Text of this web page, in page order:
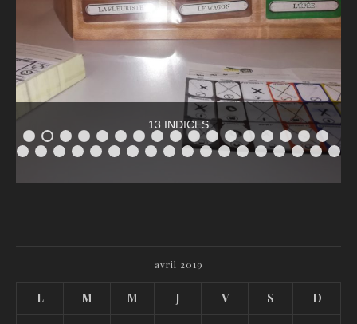
13 INDICES
avril 2019
L M M J V S D